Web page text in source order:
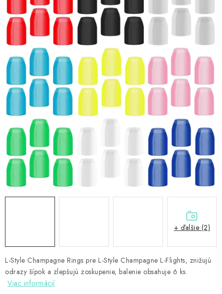
HROTY
PUZDRÁ
PRÍSLUŠENSTVO
OBLEČENIE
ZĽAVY
TERČE A ŠÍPKY
DARČEKOVÉ POUKAZY
L-Style Champagne Rings pre L-Style Champagne L-Flights, znižujú
odrazy šípok a zlepšujú zoskupenie, balenie obsahuje 6 ks.
Viac informácií
+ ďalšie (2)